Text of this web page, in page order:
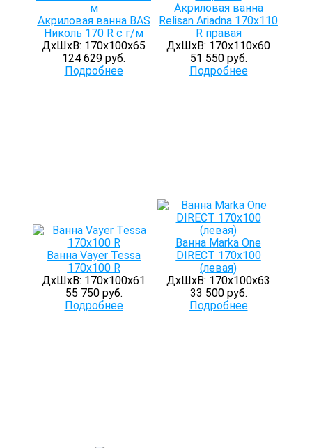
Акриловая ванна BAS
Николь 170 R с г/м
ДхШхВ: 170х100х65
124 629 руб.
Подробнее
Акриловая ванна
Relisan Ariadna 170x110
R правая
ДхШхВ: 170х110х60
51 550 руб.
Подробнее
Ванна Vayer Tessa
170x100 R
ДхШхВ: 170х100х61
55 750 руб.
Подробнее
Ванна Marka One
DIRECT 170х100
(левая)
ДхШхВ: 170х100х63
33 500 руб.
Подробнее